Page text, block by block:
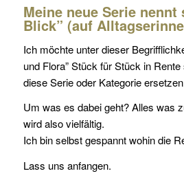
Meine neue Serie
Blick” (auf
Ich möchte unter dieser
und Flora” Stück für Stück in
diese Serie oder Kategorie
Um was es dabei geht? Alles was
wird also vielfältig.
Ich bin selbst gespannt wohin die
Lass uns anfangen.